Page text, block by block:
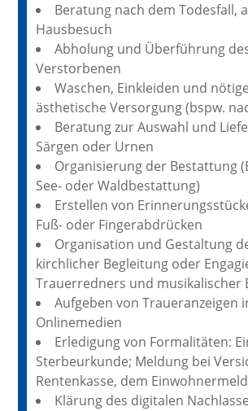
Beratung nach dem Todesfall,
Hausbesuch
Abholung und Überführung
Verstorbenen
Waschen, Einkleiden und
ästhetische Versorgung (bspw.
Beratung zur Auswahl und
Särgen oder Urnen
Organisierung der Bestattung
See- oder Waldbestattung)
Erstellen von
Fuß- oder Fingerabdrücken
Organisation und Gestaltung
kirchlicher Begleitung oder
Trauerredners und musikalischer
Aufgeben von Traueranzeigen
Onlinemedien
Erledigung von Formalitäten:
Sterbeurkunde; Meldung bei
Rentenkasse, dem
Klärung des digitalen